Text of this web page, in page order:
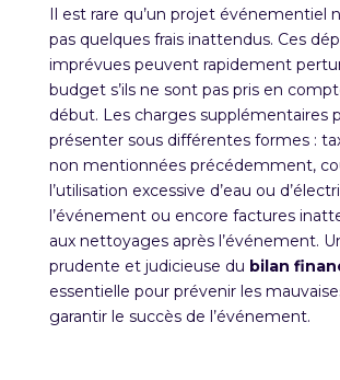
Il est rare qu’un projet événementiel
pas quelques frais inattendus. Ces
imprévues peuvent rapidement
budget s’ils ne sont pas pris en
début. Les charges supplémentaires
présenter sous différentes formes :
non mentionnées précédemment,
l’utilisation excessive d’eau ou
l’événement ou encore factures
aux nettoyages après l’événement.
prudente et judicieuse du bilan
essentielle pour prévenir les
garantir le succès de l’événement.